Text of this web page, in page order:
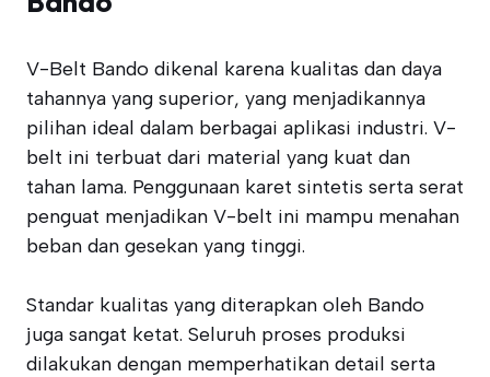
V-Belt Bando dikenal karena kualitas dan daya
tahannya yang superior, yang menjadikannya
pilihan ideal dalam berbagai aplikasi industri. V-
belt ini terbuat dari material yang kuat dan
tahan lama. Penggunaan karet sintetis serta serat
penguat menjadikan V-belt ini mampu menahan
beban dan gesekan yang tinggi.
Standar kualitas yang diterapkan oleh Bando
juga sangat ketat. Seluruh proses produksi
dilakukan dengan memperhatikan detail serta